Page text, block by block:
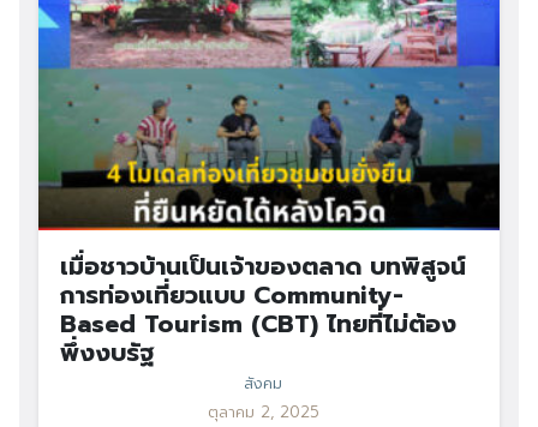
เมื่อชาวบ้านเป็นเจ้าของตลาด บทพิสูจน์
การท่องเที่ยวแบบ Community-
Based Tourism (CBT) ไทยที่ไม่ต้อง
พึ่งงบรัฐ
สังคม
ตุลาคม 2, 2025